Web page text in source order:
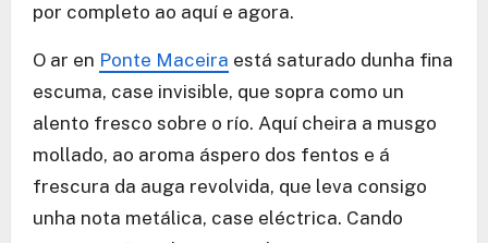
por completo ao aquí e agora.
O ar en Ponte Maceira está saturado dunha fina
escuma, case invisible, que sopra como un
alento fresco sobre o río. Aquí cheira a musgo
mollado, ao aroma áspero dos fentos e á
frescura da auga revolvida, que leva consigo
unha nota metálica, case eléctrica. Cando